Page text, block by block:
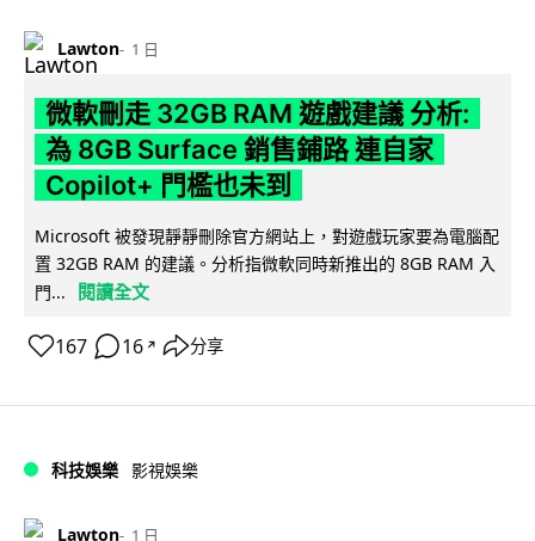
Lawton 1 日
微軟刪走 32GB RAM 遊戲建議 分析:
為 8GB Surface 銷售鋪路 連自家
Copilot+ 門檻也未到
Microsoft 被發現靜靜刪除官方網站上，對遊戲玩家要為電腦配
置 32GB RAM 的建議。分析指微軟同時新推出的 8GB RAM 入
門...
閱讀全文
167 16 ↗ 分享
科技娛樂 影視娛樂
Lawton 1 日